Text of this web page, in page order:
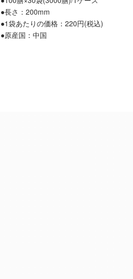
●長さ：200mm
●1袋あたりの価格：220円(税込)
●原産国：中国